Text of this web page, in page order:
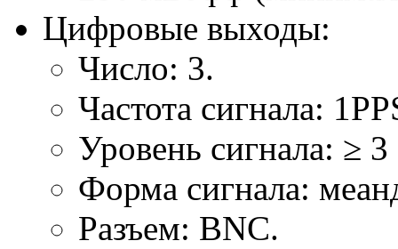
Цифровые выходы:
Число: 3.
Частота сигнала:
Уровень сигнала: ≥
Форма сигнала:
Разъем: BNC.